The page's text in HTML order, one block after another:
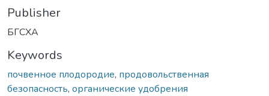
Publisher
БГСХА
Keywords
почвенное плодородие, продовольственная
безопасность, органические удобрения